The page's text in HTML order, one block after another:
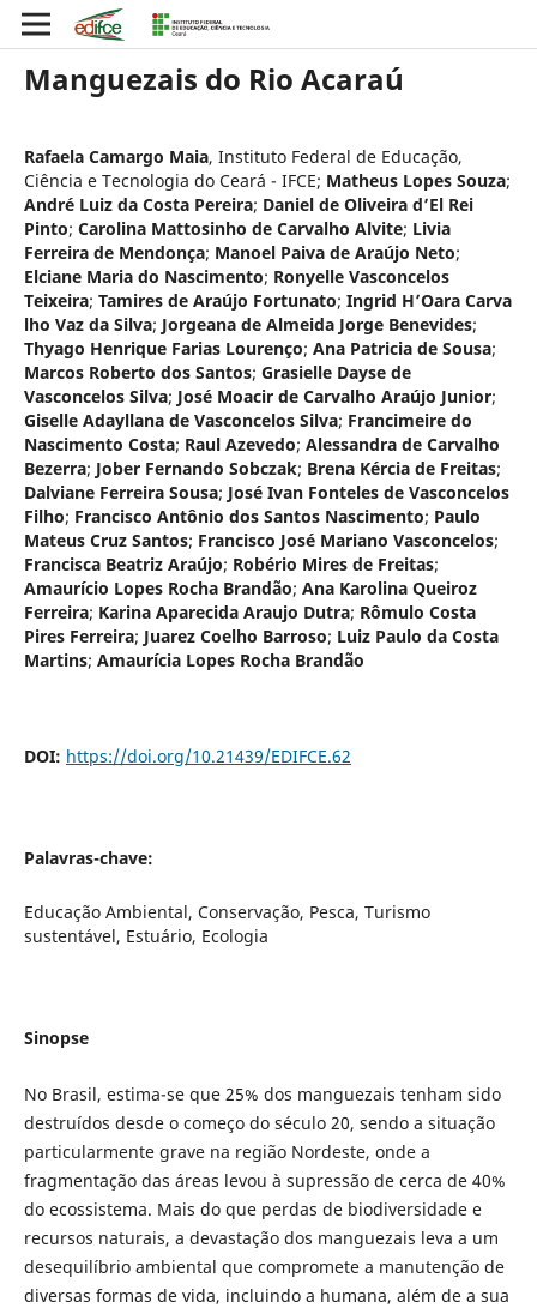
Manguezais do Rio Acaraú
Rafaela Camargo Maia, Instituto Federal de Educação,
Ciência e Tecnologia do Ceará - IFCE; Matheus Lopes Souza;
André Luiz da Costa Pereira; Daniel de Oliveira d’El Rei
Pinto; Carolina Mattosinho de Carvalho Alvite; Livia
Ferreira de Mendonça; Manoel Paiva de Araújo Neto;
Elciane Maria do Nascimento; Ronyelle Vasconcelos
Teixeira; Tamires de Araújo Fortunato; Ingrid H’Oara Carva
lho Vaz da Silva; Jorgeana de Almeida Jorge Benevides;
Thyago Henrique Farias Lourenço; Ana Patricia de Sousa;
Marcos Roberto dos Santos; Grasielle Dayse de
Vasconcelos Silva; José Moacir de Carvalho Araújo Junior;
Giselle Adayllana de Vasconcelos Silva; Francimeire do
Nascimento Costa; Raul Azevedo; Alessandra de Carvalho
Bezerra; Jober Fernando Sobczak; Brena Kércia de Freitas;
Dalviane Ferreira Sousa; José Ivan Fonteles de Vasconcelos
Filho; Francisco Antônio dos Santos Nascimento; Paulo
Mateus Cruz Santos; Francisco José Mariano Vasconcelos;
Francisca Beatriz Araújo; Robério Mires de Freitas;
Amaurício Lopes Rocha Brandão; Ana Karolina Queiroz
Ferreira; Karina Aparecida Araujo Dutra; Rômulo Costa
Pires Ferreira; Juarez Coelho Barroso; Luiz Paulo da Costa
Martins; Amaurícia Lopes Rocha Brandão
DOI: https://doi.org/10.21439/EDIFCE.62
Palavras-chave:
Educação Ambiental, Conservação, Pesca, Turismo
sustentável, Estuário, Ecologia
Sinopse
No Brasil, estima-se que 25% dos manguezais tenham sido
destruídos desde o começo do século 20, sendo a situação
particularmente grave na região Nordeste, onde a
fragmentação das áreas levou à supressão de cerca de 40%
do ecossistema. Mais do que perdas de biodiversidade e
recursos naturais, a devastação dos manguezais leva a um
desequilíbrio ambiental que compromete a manutenção de
diversas formas de vida, incluindo a humana, além de a sua